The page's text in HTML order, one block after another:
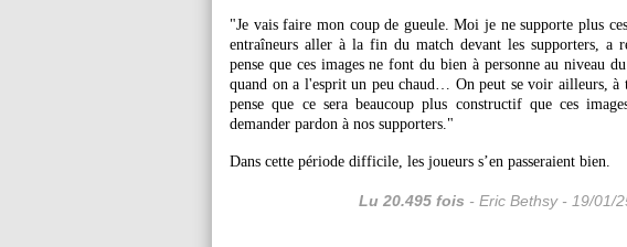
"Je vais faire mon coup de gueule. Moi je ne supporte plus
entraîneurs aller à la fin du match devant les supporters, a
pense que ces images ne font du bien à personne au niveau
quand on a l'esprit un peu chaud… On peut se voir ailleurs, à
pense que ce sera beaucoup plus constructif que ces
demander pardon à nos supporters."
Dans cette période difficile, les joueurs s’en passeraient bien.
Lu 20.495 fois - Eric Bethsy - 19/01/